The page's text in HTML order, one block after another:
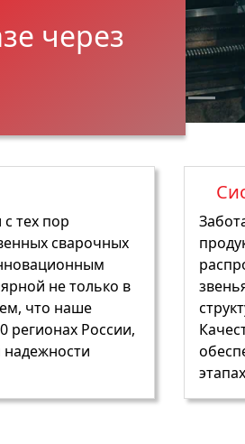
через
тех пор
сварочных
не только в
что наше
регионах России,
надежности